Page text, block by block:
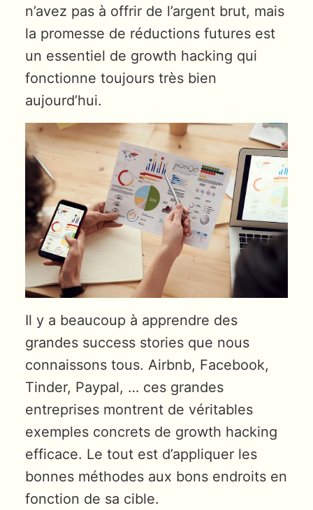
n’avez pas à offrir de l’argent brut, mais
la promesse de réductions futures est
un essentiel de growth hacking qui
fonctionne toujours très bien
aujourd’hui.
Il y a beaucoup à apprendre des
grandes success stories que nous
connaissons tous. Airbnb, Facebook,
Tinder, Paypal, … ces grandes
entreprises montrent de véritables
exemples concrets de growth hacking
efficace. Le tout est d’appliquer les
bonnes méthodes aux bons endroits en
fonction de sa cible.